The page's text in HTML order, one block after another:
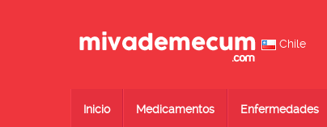
Chile
Inicio Medicamentos Enfermedades